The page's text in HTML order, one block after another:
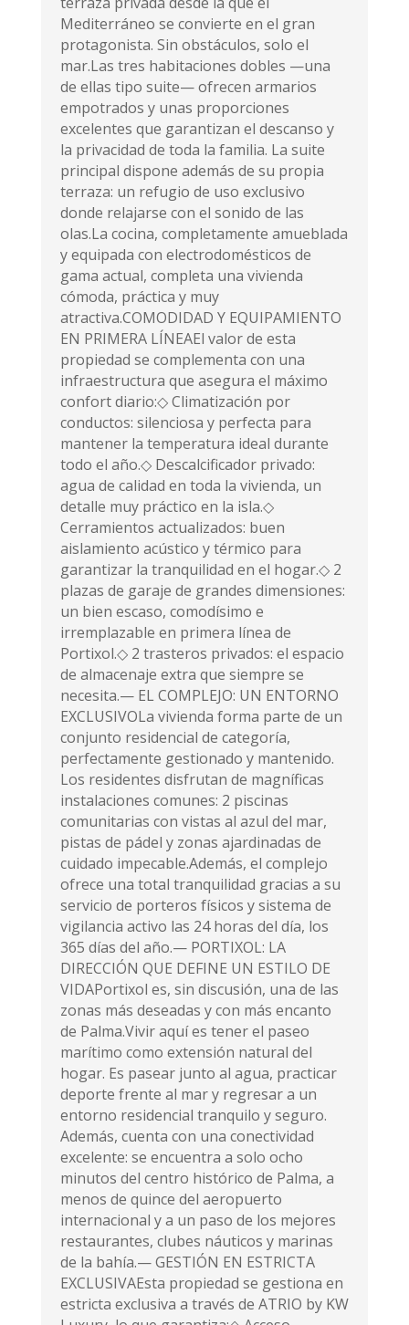
Mediterráneo se convierte en el gran
protagonista. Sin obstáculos, solo el
mar.Las tres habitaciones dobles —una
de ellas tipo suite— ofrecen armarios
empotrados y unas proporciones
excelentes que garantizan el descanso y
la privacidad de toda la familia. La suite
principal dispone además de su propia
terraza: un refugio de uso exclusivo
donde relajarse con el sonido de las
olas.La cocina, completamente amueblada
y equipada con electrodomésticos de
gama actual, completa una vivienda
cómoda, práctica y muy
atractiva.COMODIDAD Y EQUIPAMIENTO
EN PRIMERA LÍNEAEl valor de esta
propiedad se complementa con una
infraestructura que asegura el máximo
confort diario:◇ Climatización por
conductos: silenciosa y perfecta para
mantener la temperatura ideal durante
todo el año.◇ Descalcificador privado:
agua de calidad en toda la vivienda, un
detalle muy práctico en la isla.◇
Cerramientos actualizados: buen
aislamiento acústico y térmico para
garantizar la tranquilidad en el hogar.◇ 2
plazas de garaje de grandes dimensiones:
un bien escaso, comodísimo e
irremplazable en primera línea de
Portixol.◇ 2 trasteros privados: el espacio
de almacenaje extra que siempre se
necesita.— EL COMPLEJO: UN ENTORNO
EXCLUSIVOLa vivienda forma parte de un
conjunto residencial de categoría,
perfectamente gestionado y mantenido.
Los residentes disfrutan de magníficas
instalaciones comunes: 2 piscinas
comunitarias con vistas al azul del mar,
pistas de pádel y zonas ajardinadas de
cuidado impecable.Además, el complejo
ofrece una total tranquilidad gracias a su
servicio de porteros físicos y sistema de
vigilancia activo las 24 horas del día, los
365 días del año.— PORTIXOL: LA
DIRECCIÓN QUE DEFINE UN ESTILO DE
VIDAPortixol es, sin discusión, una de las
zonas más deseadas y con más encanto
de Palma.Vivir aquí es tener el paseo
marítimo como extensión natural del
hogar. Es pasear junto al agua, practicar
deporte frente al mar y regresar a un
entorno residencial tranquilo y seguro.
Además, cuenta con una conectividad
excelente: se encuentra a solo ocho
minutos del centro histórico de Palma, a
menos de quince del aeropuerto
internacional y a un paso de los mejores
restaurantes, clubes náuticos y marinas
de la bahía.— GESTIÓN EN ESTRICTA
EXCLUSIVAEsta propiedad se gestiona en
estricta exclusiva a través de ATRIO by KW